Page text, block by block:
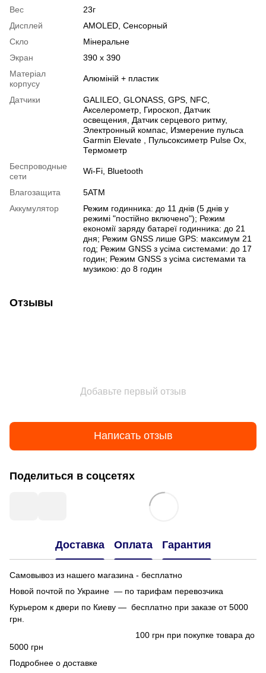
Вес
23г
Дисплей
AMOLED Сенсорный
Скло
Мінеральне
Экран
390 х 390
Матеріал
корпусу
Алюміній + пластик
Датчики GALILEO GLONASS GPS NFC
Акселерометр Гироскоп
Датчик
освещения
Датчик серцевого ритму,
Электронный компас Измерение пульса
Garmin Elevate
Пульсоксиметр Pulse Ox
Термометр
Беспроводные
сети
Wi-Fi Bluetooth
Влагозащита
5АТМ
Аккумулятор
Режим годинника: до 11 днів (5 днів у
режимі "постійно включено"); Режим
економії заряду батареї годинника: до 21
дня; Режим GNSS лише GPS: максимум 21
год; Режим GNSS з усіма системами: до 17
годин; Режим GNSS з усіма системами та
музикою: до 8 годин
Отзывы
Добавьте первый отзыв
Написать отзыв
Поделиться в соцсетях
Доставка Оплата Гарантия
Самовывоз из нашего магазина - бесплатно
Новой почтой по Украине — по тарифам перевозчика
Курьером к двери по Киеву — бесплатно при заказе от 5000
грн.
100 грн при покупке товара до
5000 грн
Подробнее о доставке